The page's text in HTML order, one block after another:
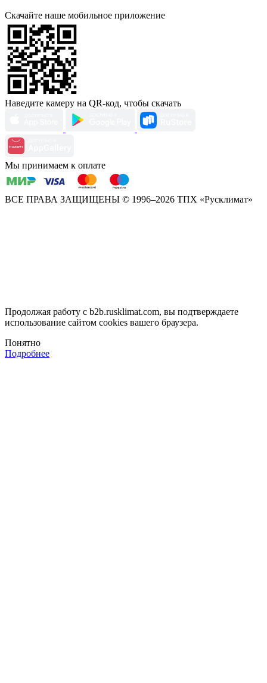
Скачайте наше мобильное приложение
Наведите камеру на QR-код, чтобы скачать
Мы принимаем к оплате
ВСЕ ПРАВА ЗАЩИЩЕНЫ © 1996–2026 ТПХ «Русклимат»
Продолжая работу с b2b.rusklimat.com, вы подтверждаете
использование сайтом cookies вашего браузера.
Понятно
Подробнее